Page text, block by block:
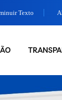
Texto